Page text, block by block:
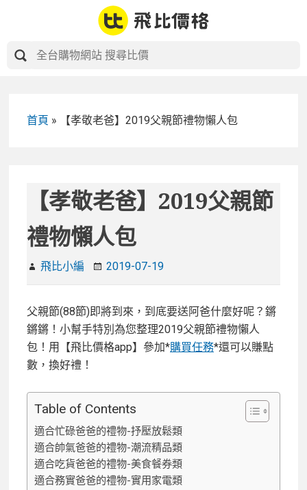
首頁 » 【孝敬老爸】2019父親節禮物懶人包
【孝敬老爸】2019父親節
禮物懶人包
飛比小編 2019-07-19
父親節(88節)即將到來，到底要送阿爸什麼好呢？鏘
鏘鏘！小幫手特別為您整理2019父親節禮物懶人
包！用【飛比價格app】參加*購買任務*還可以賺點
數，換好禮！
Table of Contents
適合忙碌爸爸的禮物-抒壓放鬆類
適合帥氣爸爸的禮物-潮流精品類
適合吃貨爸爸的禮物-美食餐券類
適合務實爸爸的禮物-實用家電類